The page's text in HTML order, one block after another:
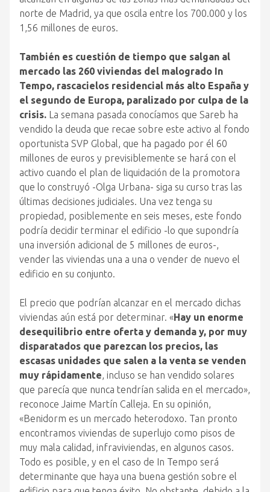
norte de Madrid, ya que oscila entre los 700.000 y los
1,56 millones de euros.
También es cuestión de tiempo que salgan al
mercado las 260 viviendas del malogrado In
Tempo, rascacielos residencial más alto España y
el segundo de Europa, paralizado por culpa de la
crisis. La semana pasada conocíamos que Sareb ha
vendido la deuda que recae sobre este activo al fondo
oportunista SVP Global, que ha pagado por él 60
millones de euros y previsiblemente se hará con el
activo cuando el plan de liquidación de la promotora
que lo construyó -Olga Urbana- siga su curso tras las
últimas decisiones judiciales. Una vez tenga su
propiedad, posiblemente en seis meses, este fondo
podría decidir terminar el edificio -lo que supondría
una inversión adicional de 5 millones de euros-,
vender las viviendas una a una o vender de nuevo el
edificio en su conjunto.
El precio que podrían alcanzar en el mercado dichas
viviendas aún está por determinar. «Hay un enorme
desequilibrio entre oferta y demanda y, por muy
disparatados que parezcan los precios, las
escasas unidades que salen a la venta se venden
muy rápidamente, incluso se han vendido solares
que parecía que nunca tendrían salida en el mercado»,
reconoce Jaime Martín Calleja. En su opinión,
«Benidorm es un mercado heterodoxo. Tan pronto
encontramos viviendas de superlujo como pisos de
muy mala calidad, infraviviendas, en algunos casos.
Todo es posible, y en el caso de In Tempo será
determinante que haya una buena gestión sobre el